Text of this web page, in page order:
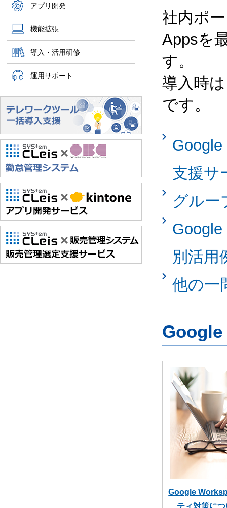
アプリ開発
機能拡張
導入・活用研修
運用サポート
社内ポ
Appsを
す。
導入時
です。
支援サ
グルー
別活用
他の一
Google
Google
ティ対策に